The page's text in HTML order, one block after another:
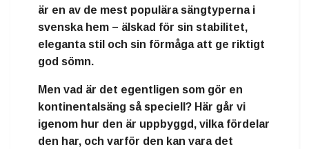
är en av de mest populära sängtyperna i
svenska hem – älskad för sin stabilitet,
eleganta stil och sin förmåga att ge riktigt
god sömn.
Men vad är det egentligen som gör en
kontinentalsäng så speciell? Här går vi
igenom hur den är uppbyggd, vilka fördelar
den har, och varför den kan vara det